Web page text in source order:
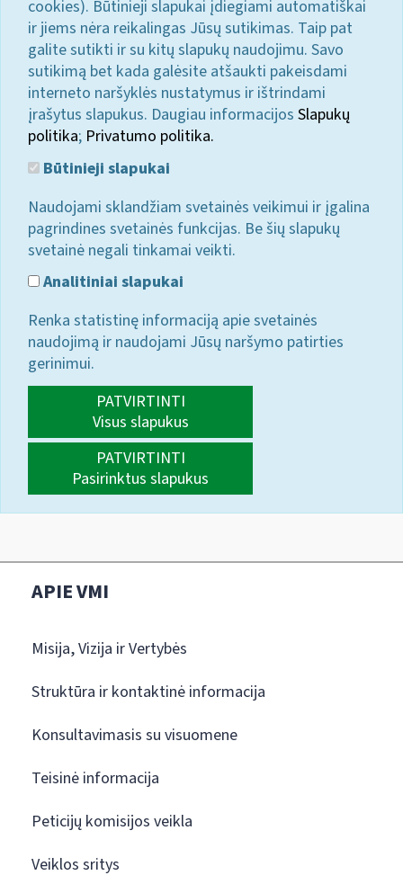
cookies). Būtinieji slapukai įdiegiami automatiškai
ir jiems nėra reikalingas Jūsų sutikimas. Taip pat
galite sutikti ir su kitų slapukų naudojimu. Savo
sutikimą bet kada galėsite atšaukti pakeisdami
interneto naršyklės nustatymus ir ištrindami
įrašytus slapukus. Daugiau informacijos Slapukų
politika; Privatumo politika.
Būtinieji slapukai
Naudojami sklandžiam svetainės veikimui ir įgalina
pagrindines svetainės funkcijas. Be šių slapukų
svetainė negali tinkamai veikti.
Analitiniai slapukai
Renka statistinę informaciją apie svetainės
naudojimą ir naudojami Jūsų naršymo patirties
gerinimui.
PATVIRTINTI
Visus slapukus
PATVIRTINTI
Pasirinktus slapukus
APIE VMI
Misija, Vizija ir Vertybės
Struktūra ir kontaktinė informacija
Konsultavimasis su visuomene
Teisinė informacija
Peticijų komisijos veikla
Veiklos sritys